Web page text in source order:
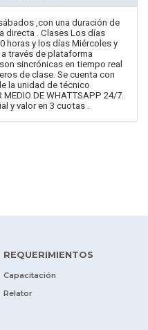
,con una duración de
directa . Clases Los días
horas y los días Miércoles y
a través de plataforma
sincrónicas en tiempo real
de clase. Se cuenta con
la unidad de técnico
DE WHATTSAPP 24/7.
y valor en 3 cuotas .
REQUERIMIENTOS
Capacitación
Relator